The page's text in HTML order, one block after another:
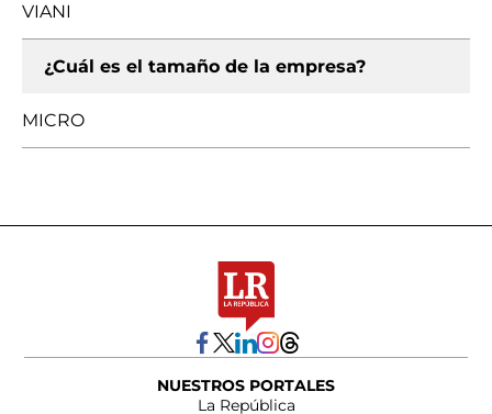
VIANI
¿Cuál es el tamaño de la empresa?
MICRO
NUESTROS PORTALES
La República